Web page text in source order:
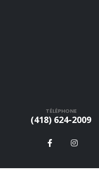
TÉLÉPHONE
(418) 624-2009